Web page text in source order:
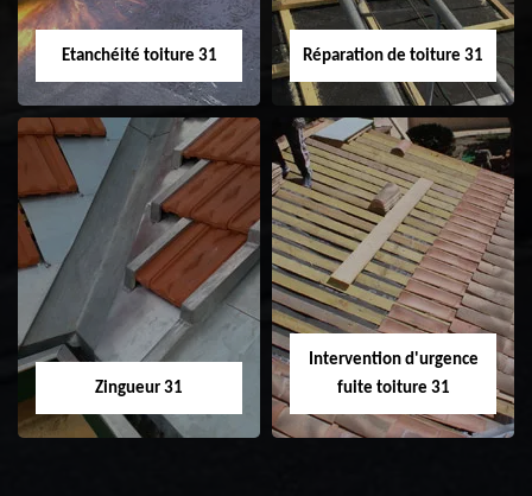
Etanchéité toiture 31
Etanchéité toiture
31
Réparation de toiture 31
Réparation de
toiture 31
Zingueur 31
Intervention d'urgence
fuite toiture 31